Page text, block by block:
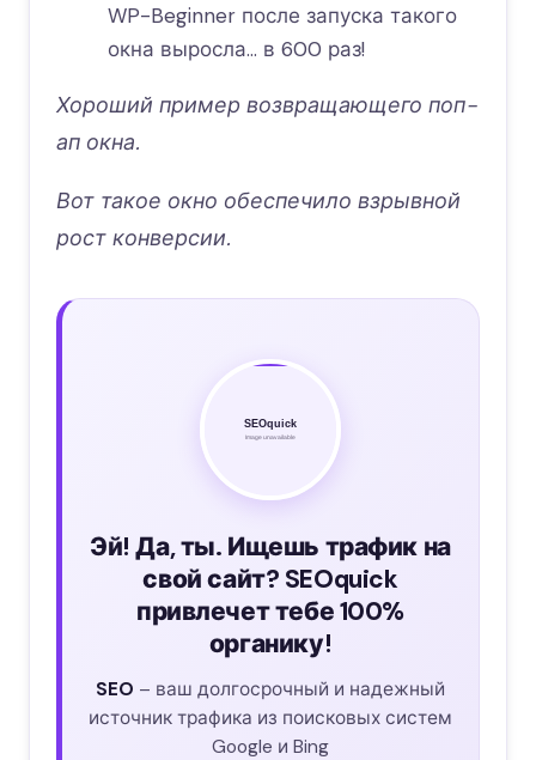
WP-Beginner после запуска такого
окна выросла… в 600 раз!
Хороший пример возвращающего поп-
ап окна.
Вот такое окно обеспечило взрывной
рост конверсии.
Эй! Да, ты. Ищешь трафик на
свой сайт? SEOquick
привлечет тебе 100%
органику!
SEO – ваш долгосрочный и надежный
источник трафика из поисковых систем
Google и Bing